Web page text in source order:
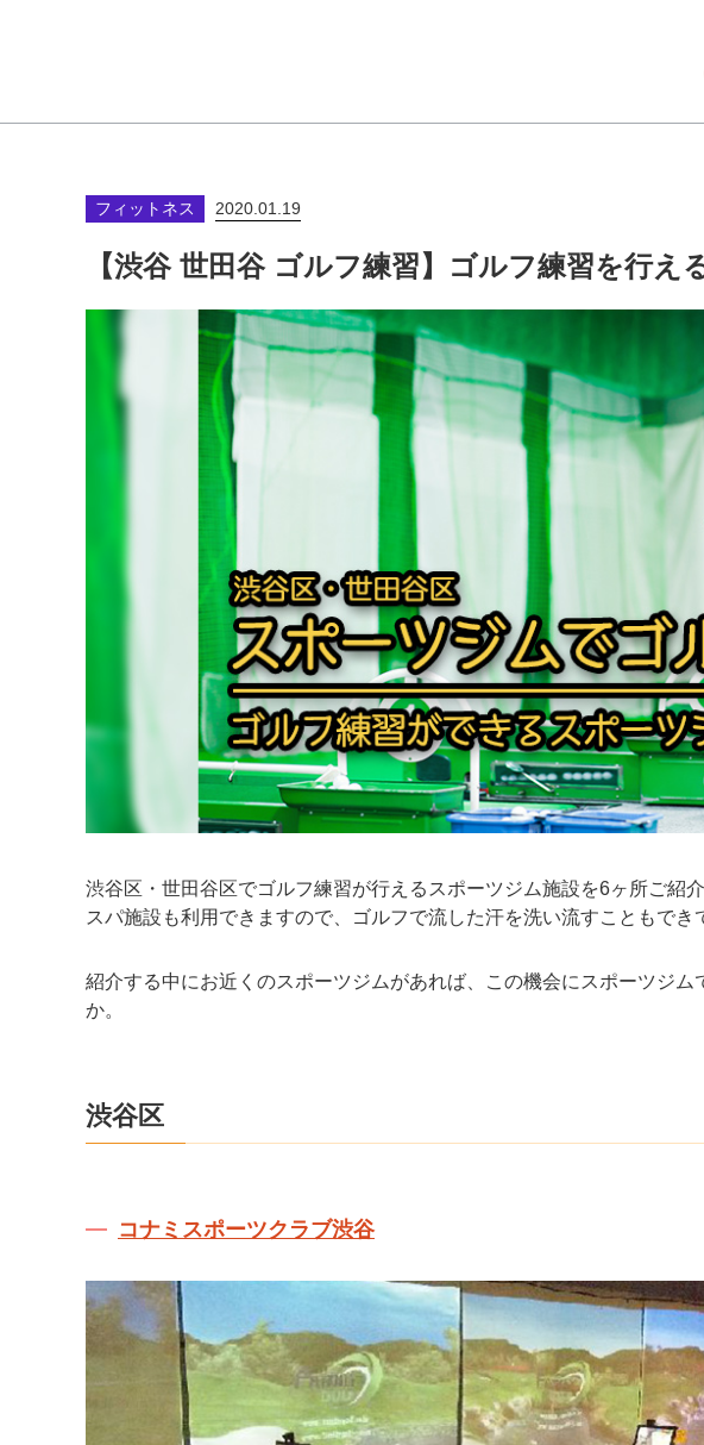
フィットネス 2020.01.19
【渋谷 世田谷 ゴルフ練習】ゴルフ練習を行え
渋谷区・世田谷区でゴルフ練習が行えるスポーツジム施設を6ヶ所ご紹
スパ施設も利用できますので、ゴルフで流した汗を洗い流すこともでき
紹介する中にお近くのスポーツジムがあれば、この機会にスポーツジム
か。
渋谷区
コナミスポーツクラブ渋谷